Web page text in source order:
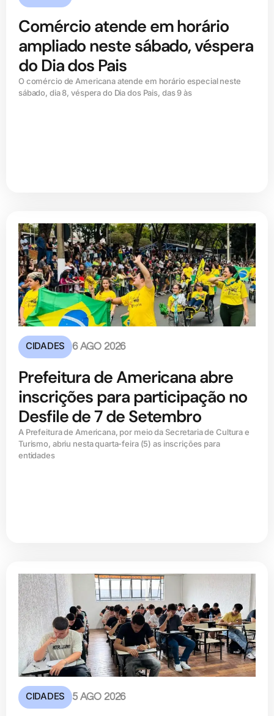
Comércio atende em horário
ampliado neste sábado, véspera
do Dia dos Pais
O comércio de Americana atende em horário especial neste
sábado, dia 8, véspera do Dia dos Pais, das 9 às
CIDADES 6 AGO 2026
Prefeitura de Americana abre
inscrições para participação no
Desfile de 7 de Setembro
A Prefeitura de Americana, por meio da Secretaria de Cultura e
Turismo, abriu nesta quarta-feira (5) as inscrições para
entidades
CIDADES 5 AGO 2026